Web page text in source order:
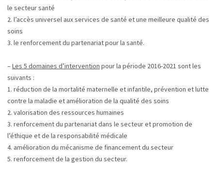
le secteur santé
2. l’accès universel aux services de santé et une meilleure qualité des
soins
3. le renforcement du partenariat pour la santé.
– Les 5 domaines d’intervention pour la période 2016-2021 sont les
suivants :
1. réduction de la mortalité maternelle et infantile, prévention et lutte
contre la maladie et amélioration de la qualité des soins
2. valorisation des ressources humaines
3. renforcement du partenariat dans le secteur et promotion de
l’éthique et de la responsabilité médicale
4. amélioration du mécanisme de financement du secteur
5. renforcement de la gestion du secteur.